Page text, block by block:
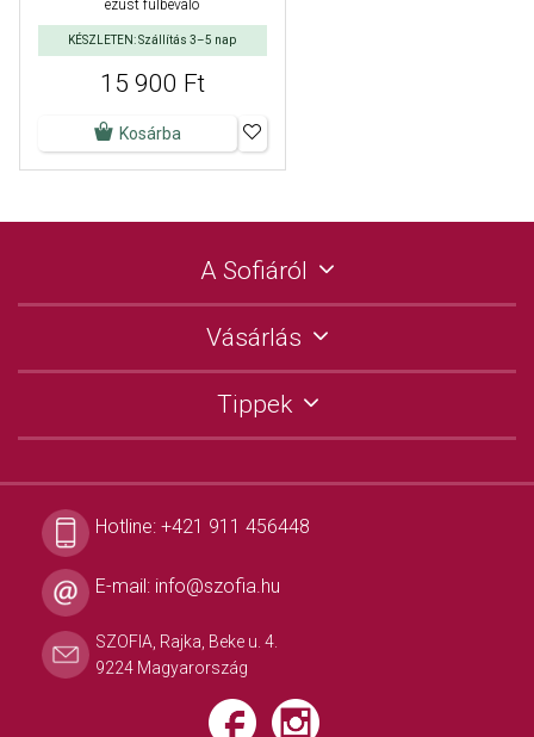
ezüst fülbevaló
KÉSZLETEN: Szállítás 3–5 nap
15 900 Ft
Kosárba
A Sofiáról
Vásárlás
Tippek
Hotline: +421 911 456448
E-mail: info@szofia.hu
SZOFIA, Rajka, Beke u. 4.
9224 Magyarország